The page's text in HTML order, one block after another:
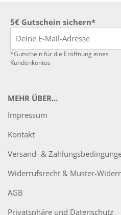
5€ Gutschein sichern*
*Gutschein für die Eröffnung eines
Kundenkontos
MEHR ÜBER...
Impressum
Kontakt
Versand- &
Widerrufsrecht & Muster-
AGB
Privatsphäre und Datenschutz